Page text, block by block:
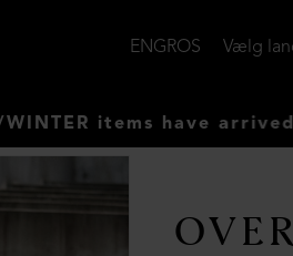
Vælg
ENGROS
have arrived. Check